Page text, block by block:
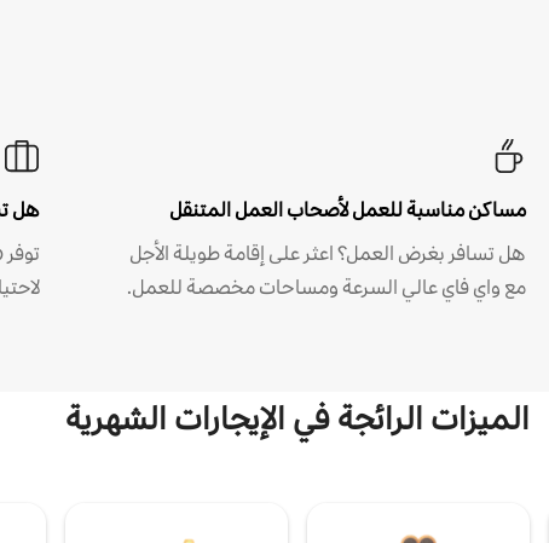
مساكن مناسبة للعمل لأصحاب العمل المتنقل
هل تسافر بغرض العمل؟ اعثر على إقامة طويلة الأجل
مع واي فاي عالي السرعة ومساحات مخصصة للعمل.
هل
الميزات الرائجة في الإيجارات الشهرية